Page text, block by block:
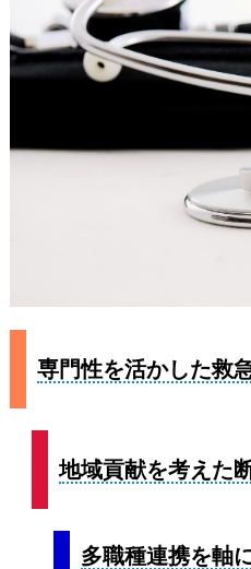
専門性を活かした救
地域貢献を考えた
多職種連携を軸